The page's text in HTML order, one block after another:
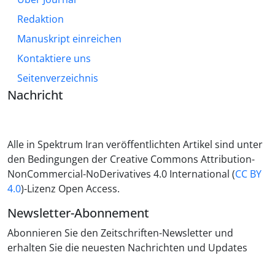
Redaktion
Manuskript einreichen
Kontaktiere uns
Seitenverzeichnis
Nachricht
Alle in Spektrum Iran veröffentlichten Artikel sind unter
den Bedingungen der Creative Commons Attribution-
NonCommercial-NoDerivatives 4.0 International (CC BY
4.0)-Lizenz Open Access.
Newsletter-Abonnement
Abonnieren Sie den Zeitschriften-Newsletter und
erhalten Sie die neuesten Nachrichten und Updates